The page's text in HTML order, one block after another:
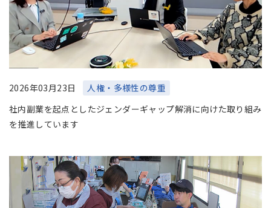
2026年03月23日
人権・多様性の尊重
社内副業を起点としたジェンダーギャップ解消に向けた取り組み
を推進しています